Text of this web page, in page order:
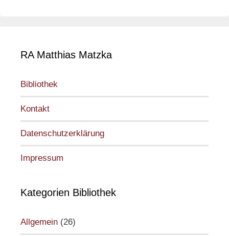
RA Matthias Matzka
Bibliothek
Kontakt
Datenschutzerklärung
Impressum
Kategorien Bibliothek
Allgemein (26)